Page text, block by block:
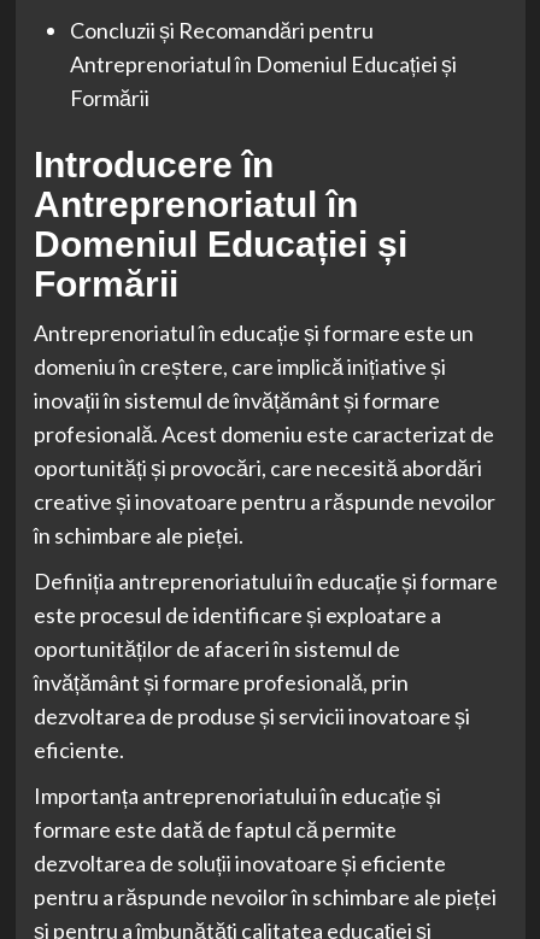
Concluzii și Recomandări pentru
Antreprenoriatul în Domeniul Educației și
Formării
Introducere în
Antreprenoriatul în
Domeniul Educației și
Formării
Antreprenoriatul în educație și formare este un
domeniu în creștere, care implică inițiative și
inovații în sistemul de învățământ și formare
profesională. Acest domeniu este caracterizat de
oportunități și provocări, care necesită abordări
creative și inovatoare pentru a răspunde nevoilor
în schimbare ale pieței.
Definiția antreprenoriatului în educație și formare
este procesul de identificare și exploatare a
oportunităților de afaceri în sistemul de
învățământ și formare profesională, prin
dezvoltarea de produse și servicii inovatoare și
eficiente.
Importanța antreprenoriatului în educație și
formare este dată de faptul că permite
dezvoltarea de soluții inovatoare și eficiente
pentru a răspunde nevoilor în schimbare ale pieței
și pentru a îmbunătăți calitatea educației și